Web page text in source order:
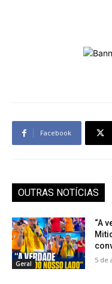
Facebook
OUTRAS NOTÍCIAS
Geral
“A
5 de